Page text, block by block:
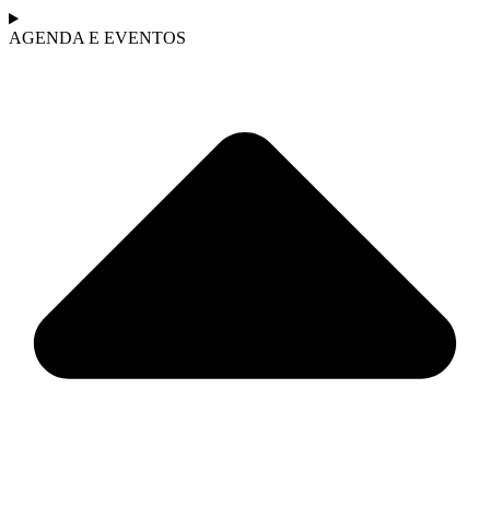
AGENDA E EVENTOS